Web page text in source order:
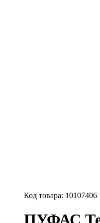
Код товара: 10107406